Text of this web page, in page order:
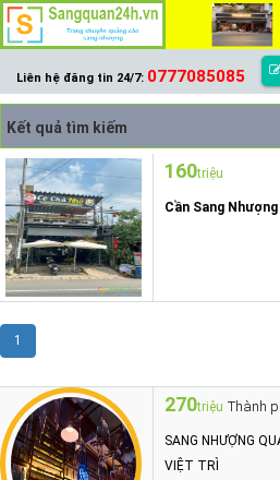
Liên hệ đăng tin 24/7: 0777085085
Kết quả tìm kiếm
160triệu
Cần Sang
1
270triệu Thành
SANG NHƯỢNG
VIỆT TRÌ